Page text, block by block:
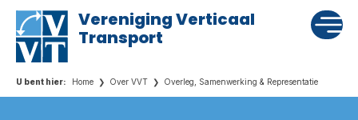
Vereniging Verticaal
Transport
Home Over VVT Overleg, Samenwerking & Representatie